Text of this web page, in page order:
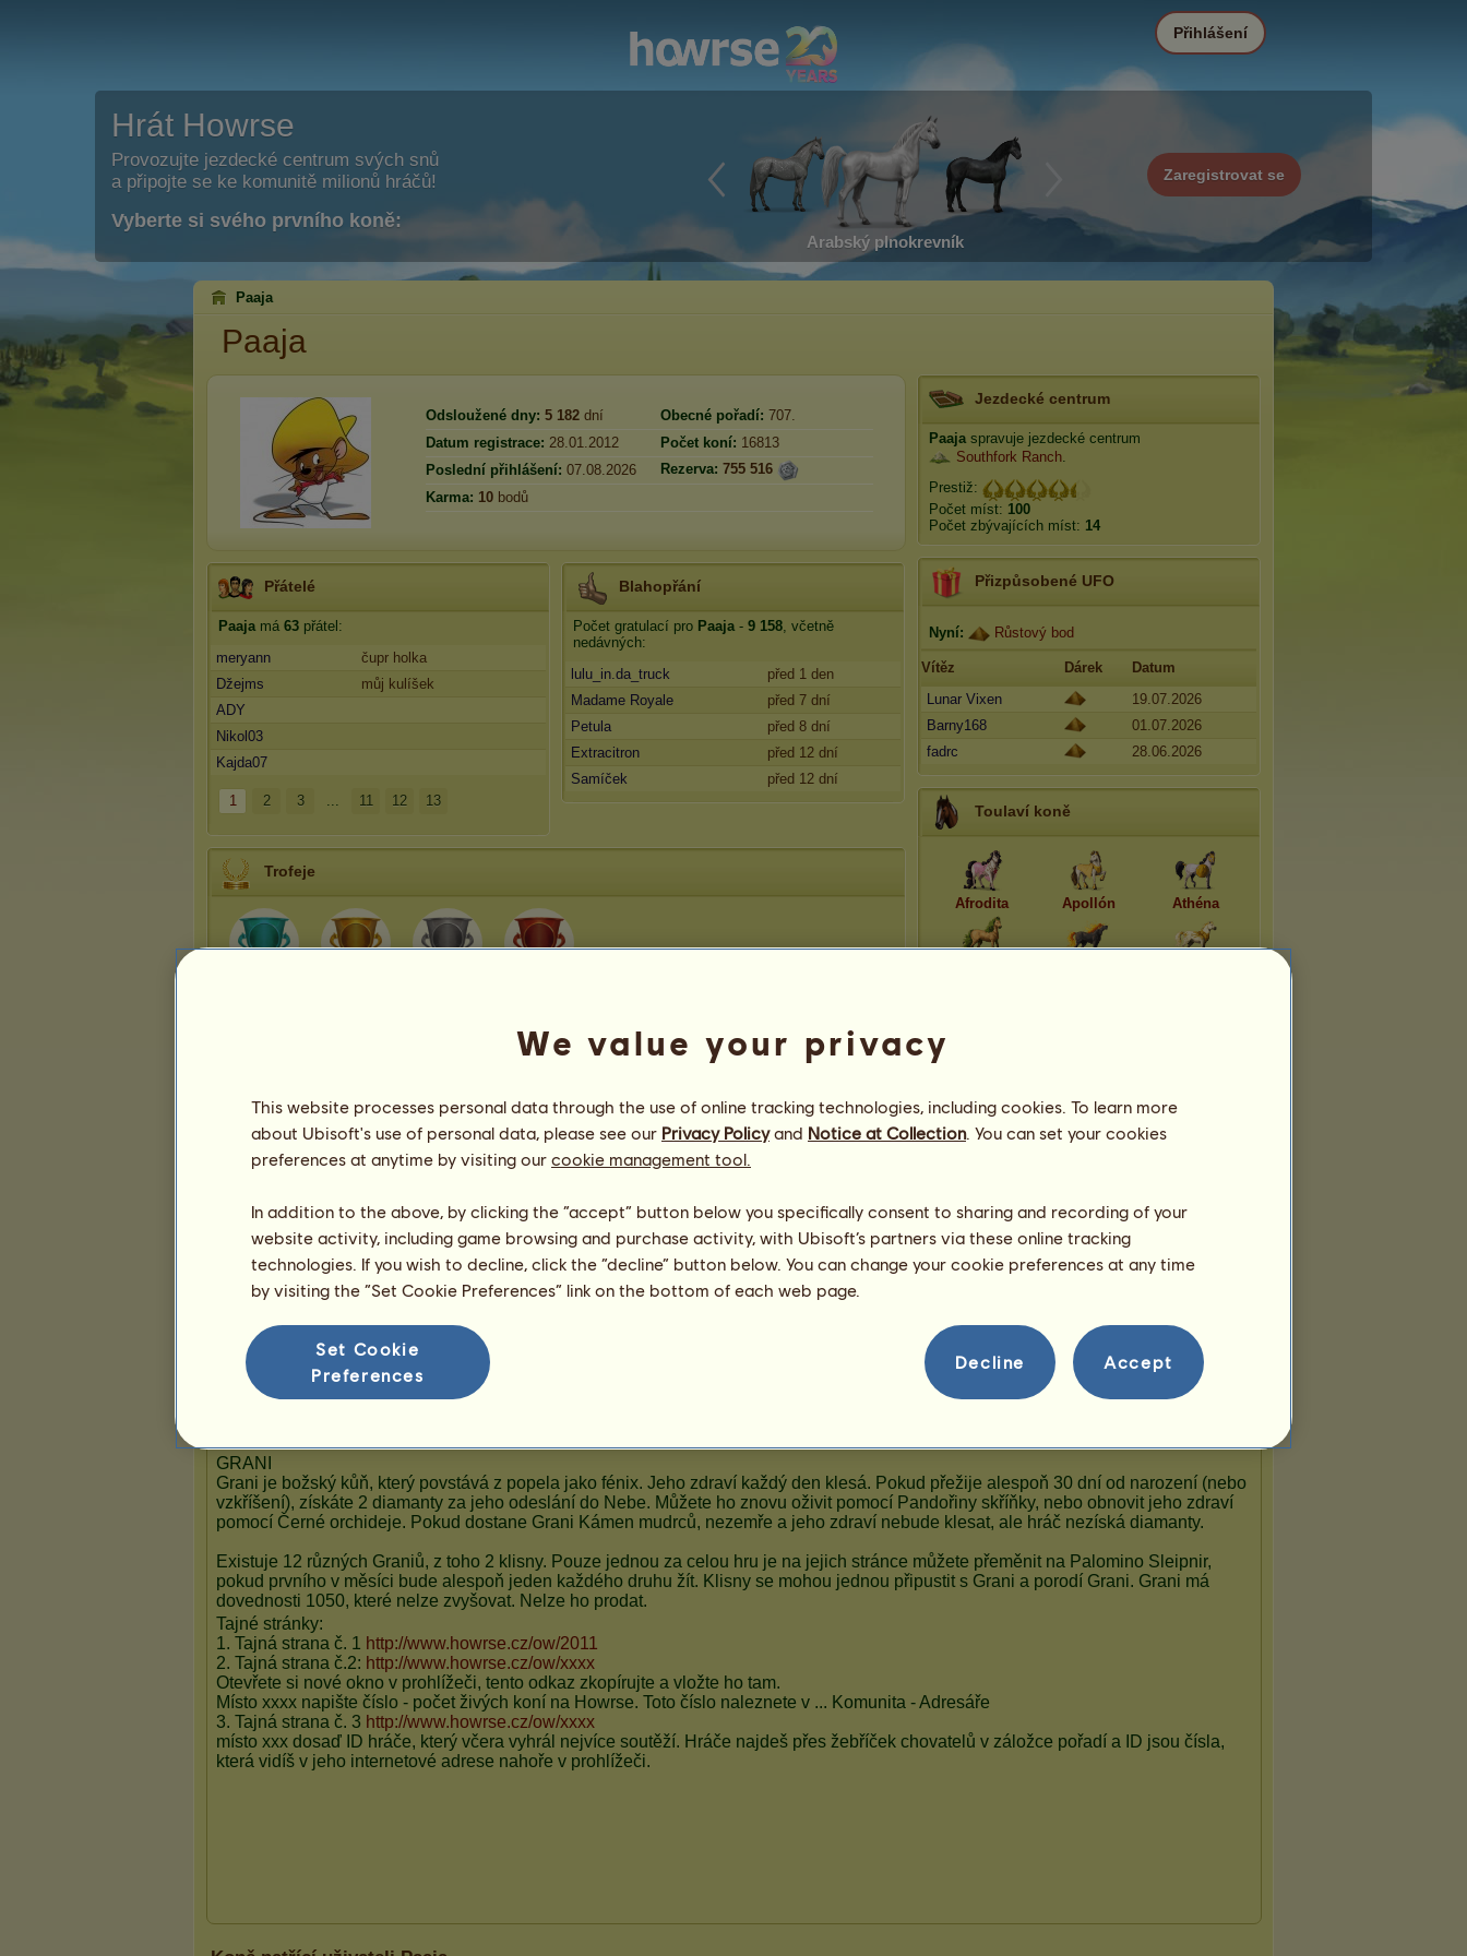
Hrát Howrse
Provozujte jezdecké centrum svých snů
a připojte se ke komunitě milionů hráčů!
Vyberte si svého prvního koně:
Arabský plnokrevník
Zaregistrovat se
Přihlášení
Paaja
Paaja
Odsloužené dny: 5 182 dní Obecné pořadí: 707.
Datum registrace: 28.01.2012 Počet koní: 16813
Poslední přihlášení: 07.08.2026 Rezerva: 755 516
Karma: 10 bodů
Přátelé
Paajamá 63 přátel:
meryann
čupr holka
Džejms
můj kulíšek
ADY
Nikol03
Kajda07
1 2 3 ... 11 12 13
Blahopřání
Počet gratulací pro Paaja- 9 158, včetně
nedávných:
lulu_in.da_truck
před 1 den
Madame Royale
před 7 dní
Petula
před 8 dní
Extracitron
před 12 dní
Samíček
před 12 dní
Trofeje
Jezdecké centrum
Paajaspravuje jezdecké centrum
Southfork Ranch.
Prestiž:
Počet míst: 100
Počet zbývajících míst: 14
Přizpůsobené UFO
Nyní: Růstový bod
Vítěz Dárek
Datum
Lunar Vixen
19.07.2026
Barny168
01.07.2026
fadrc
28.06.2026
Toulaví koně
Afrodita Apollón Athéna
Prezentace
We value your privacy
This website processes personal data through the use of online tracking technologies, including cookies. To learn more
about Ubisoft's use of personal data, please see our Privacy Policyand Notice at Collection. You can set your cookies
preferences at anytime by visiting our cookie management tool.
In addition to the above, by clicking the “accept” button below you specifically consent to sharing and recording of your
website activity, including game browsing and purchase activity, with Ubisoft’s partners via these online tracking
technologies. If you wish to decline, click the “decline” button below. You can change your cookie preferences at any time
by visiting the “Set Cookie Preferences” link on the bottom of each web page.
Set Cookie
Preferences
Decline Accept